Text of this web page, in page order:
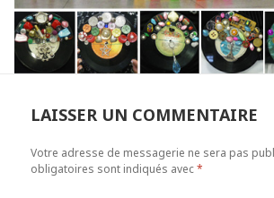
LAISSER UN COMMENTAIRE
Votre adresse de messagerie ne sera pas
obligatoires sont indiqués avec*